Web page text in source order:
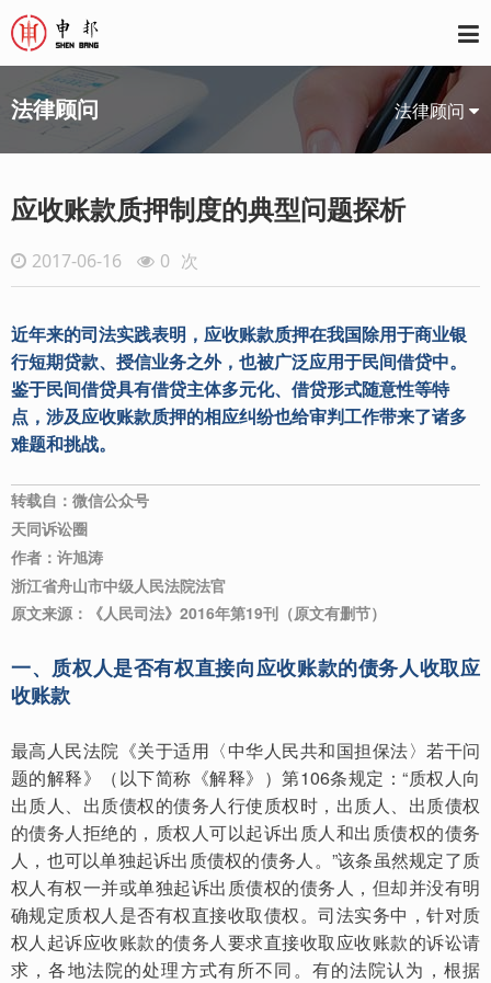
法律顾问 法律顾问
应收账款质押制度的典型问题探析
2017-06-16 0 次
近年来的司法实践表明，应收账款质押在我国除用于商业银
行短期贷款、授信业务之外，也被广泛应用于民间借贷中。
鉴于民间借贷具有借贷主体多元化、借贷形式随意性等特
点，涉及应收账款质押的相应纠纷也给审判工作带来了诸多
难题和挑战。
转载自：微信公众号
天同诉讼圈
作者： 许旭涛
浙江省舟山市中级人民法院法官
原文来源：《人民司法》2016年第19刊（原文有删节）
一、质权人是否有权直接向应收账款的债务人收取应
收账款
最高人民法院《关于适用〈中华人民共和国担保法〉若干问
题的解释》（以下简称《解释》）第106条规定：“质权人向
出质人、出质债权的债务人行使质权时，出质人、出质债权
的债务人拒绝的，质权人可以起诉出质人和出质债权的债务
人，也可以单独起诉出质债权的债务人。”该条虽然规定了质
权人有权一并或单独起诉出质债权的债务人，但却并没有明
确规定质权人是否有权直接收取债权。司法实务中，针对质
权人起诉应收账款的债务人要求直接收取应收账款的诉讼请
求，各地法院的处理方式有所不同。有的法院认为，根据